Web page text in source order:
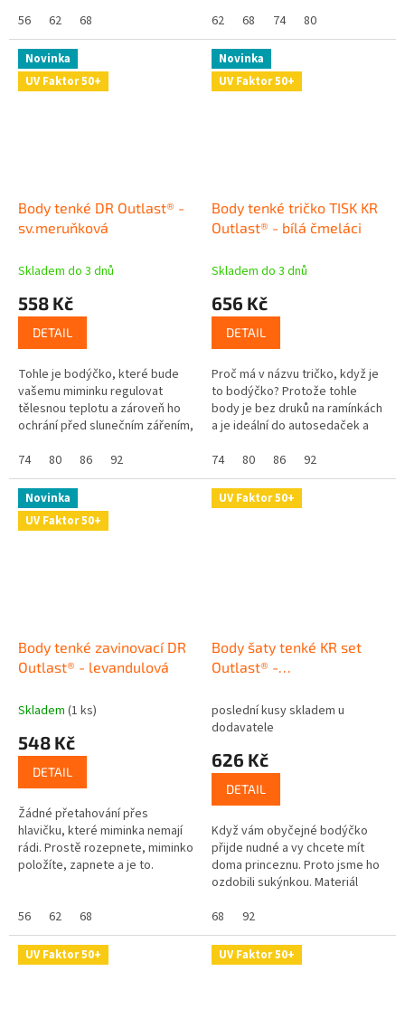
je...
56 62 68
kočárku a nebo doma v...
62 68 74 80
Novinka
UV Faktor 50+
Body tenké DR Outlast® -
sv.meruňková
Skladem do 3 dnů
558 Kč
DETAIL
Tohle je bodýčko, které bude
vašemu miminku regulovat
tělesnou teplotu a zároveň ho
ochrání před slunečním zářením,
UPF 50+. Skvělé že? Navíc se...
74 80 86 92
Novinka
UV Faktor 50+
Body tenké tričko TISK KR
Outlast® - bílá čmeláci
Skladem do 3 dnů
656 Kč
DETAIL
Proč má v názvu tričko, když je
to bodýčko? Protože tohle
body je bez druků na ramínkách
a je ideální do autosedaček a
co by vaše miminko...
74 80 86 92
Novinka
UV Faktor 50+
Body tenké zavinovací DR
Outlast® - levandulová
Skladem (1 ks)
548 Kč
DETAIL
Žádné přetahování přes
hlavičku, které miminka nemají
rádi. Prostě rozepnete, miminko
položíte, zapnete a je to.
je...
56 62 68
UV Faktor 50+
Body šaty tenké KR set
Outlast® -
poslední kusy skladem u
dodavatele
626 Kč
DETAIL
Když vám obyčejné bodýčko
přijde nudné a vy chcete mít
doma princeznu. Proto jsme ho
ozdobili sukýnkou. Materiál
postará o termoregulaci a je
vhodný také...
68 92
UV Faktor 50+ UV Faktor 50+